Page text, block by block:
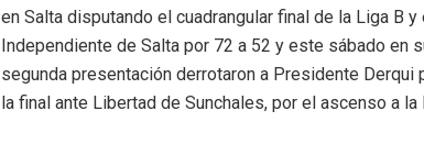
en Salta disputando el cuadrangular final de la Liga B
Independiente de Salta por 72 a 52 y este sábado en
segunda presentación derrotaron a Presidente Derqui
la final ante Libertad de Sunchales, por el ascenso a la